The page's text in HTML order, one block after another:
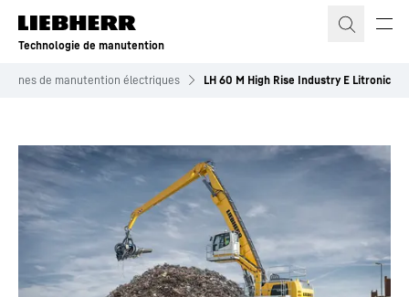
Technologie de manutention
de manutention électriques LH 60 M High Rise Industry E Litronic